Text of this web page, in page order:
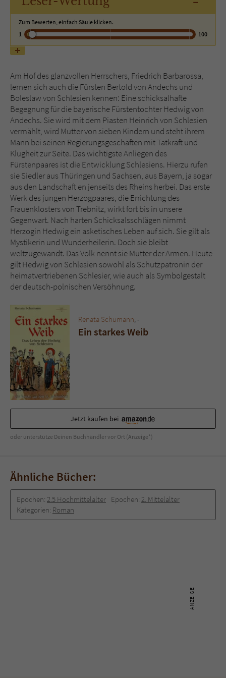
Zum Bewerten, einfach Säule klicken.
1
100
Am Hof des glanzvollen Herrschers, Friedrich Barbarossa,
lernen sich auch die Fürsten Bertold von Andechs und
Boleslaw von Schlesien kennen: Eine schicksalhafte
Begegnung für die bayerische Fürstentochter Hedwig von
Andechs. Sie wird mit dem Piasten Heinrich von Schlesien
vermählt, wird Mutter von sieben Kindern und steht ihrem
Mann bei seinen Regierungsgeschäften mit Tatkraft und
Klugheit zur Seite. Das wichtigste Anliegen des
Fürstenpaares ist die Entwicklung Schlesiens. Hierzu rufen
sie Siedler aus Thüringen und Sachsen, aus Bayern, ja sogar
aus den Landschaft en jenseits des Rheins herbei. Das erste
Werk des jungen Herzogpaares, die Errichtung des
Frauenklosters von Trebnitz, wirkt fort bis in unsere
Gegenwart. Nach harten Schicksalsschlägen nimmt
Herzogin Hedwig ein asketisches Leben auf sich. Sie gilt als
Mystikerin und Wunderheilerin. Doch sie bleibt
weltzugewandt. Das Volk nennt sie Mutter der Armen. Heute
gilt Hedwig von Schlesien sowohl als Schutzpatronin der
heimatvertriebenen Schlesier, wie auch als Symbolgestalt
der deutsch-polnischen Versöhnung.
Renata Schumann, -
Ein starkes Weib
Jetzt kaufen bei
oder unterstütze Deinen Buchhändler vor Ort (Anzeige*)
Ähnliche Bücher:
Epochen: 2.5 Hochmittelalter Epochen: 2. Mittelalter
Kategorien: Roman
Name tx_pwcomments_ahash
Anbieter Literatur-Couch Medien GmbH & Co. KG
Zweck Cookie für Kommentare einzelner Buchtitel
Name fe_typo_user
Anbieter Literatur-Couch Medien GmbH & Co. KG
Laufzeit Session
Zweck
Dieses Cookie gewährleistet die
Kommunikation der Webseite mit dem
Benutzer. Es wird benötigt um z. B. den
Sicherheitscode des Kontaktformulars zu
überprüfen.